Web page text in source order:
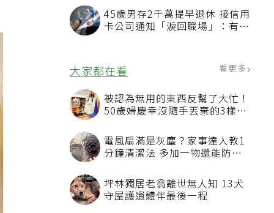
45歲男存2千萬提早退休 接信用
卡公司通知「淚回職場」：有錢
大家都在看
被認為無用的東西反幫了大忙！
50歲婦慶幸沒隨手丟棄的3樣物
電風扇滿是灰塵？家事達人教1
坪林獨居老翁離世無人知 13犬
守屋護遺體伴最後一程